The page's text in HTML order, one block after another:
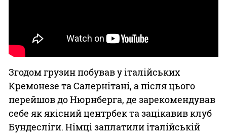
Згодом грузин побував у італійських
Кремонезе та Салернітані, а після цього
перейшов до Нюрнберга, де зарекомендував
себе як якісний центрбек та зацікавив клуб
Бундесліги. Німці заплатили італійській